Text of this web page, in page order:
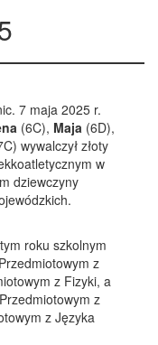
7 maja 2025 r.
(6C), Maja (6D),
wywalczył złoty
w
dziewczyny
roku szkolnym
z
z Fizyki, a
z
z Języka